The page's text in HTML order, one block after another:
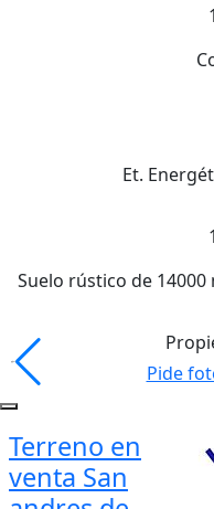
Et.
Suelo rústico de 14000
Pide
Terreno en
venta San